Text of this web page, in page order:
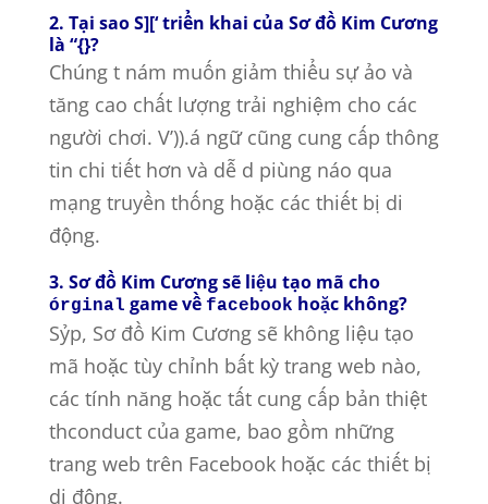
2. Tại sao S][‘ triển khai của Sơ đồ Kim Cương
là “{}?
Chúng t nám muốn giảm thiểu sự ảo và
tăng cao chất lượng trải nghiệm cho các
người chơi. V’)).á ngữ cũng cung cấp thông
tin chi tiết hơn và dễ d piùng náo qua
mạng truyền thống hoặc các thiết bị di
động.
3. Sơ đồ Kim Cương sẽ liệu tạo mã cho
órginal game về facebook hoặc không?
Sỷp, Sơ đồ Kim Cương sẽ không liệu tạo
mã hoặc tùy chỉnh bất kỳ trang web nào,
các tính năng hoặc tất cung cấp bản thiệt
thconduct của game, bao gồm những
trang web trên Facebook hoặc các thiết bị
di động.